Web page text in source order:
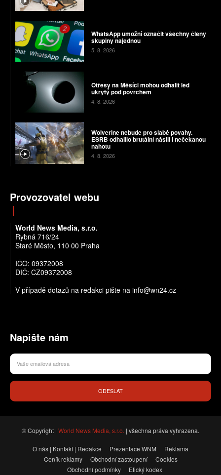
WhatsApp umožní označit všechny členy
skupiny najednou
5. 8. 2026
Otřesy na Měsíci mohou odhalit led
ukrytý pod povrchem
4. 8. 2026
Wolverine nebude pro slabé povahy.
ESRB odhalilo brutální násilí i nečekanou
nahotu
4. 8. 2026
Provozovatel webu
World News Media, s.r.o.
Rybná 716/24
Staré Město, 110 00 Praha
IČO: 09372008
DIČ: CZ09372008
V případě dotazů na redakci pište na info@wn24.cz
Napište nám
ODESLAT
© Copyright | World News Media, s.r.o. | všechna práva vyhrazena.
O nás | Kontakt | Redakce Prezentace WNM
Reklama
Ceník reklamy
Obchodní zastoupení
Cookies
Obchodní podmínky
Etický kodex